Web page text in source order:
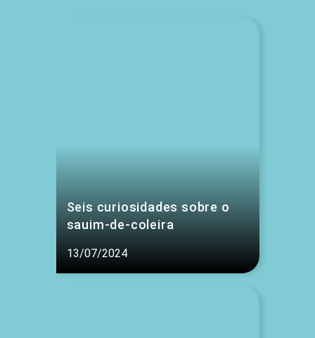
Seis curiosidades sobre o
sauim-de-coleira
13/07/2024